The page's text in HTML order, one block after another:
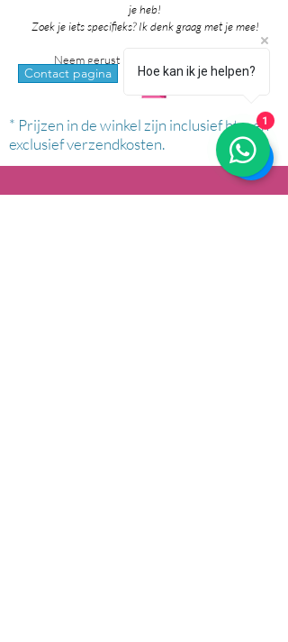
je heb!
Zoek je iets specifieks? Ik denk graag met je mee!
Neem gerust contact met me op via:
Contact pagina whatsapp
* Prijzen in de winkel zijn inclusief btw en
exclusief verzendkosten.
Hoe kan ik je helpen?
1